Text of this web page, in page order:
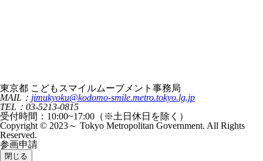
東京都 こどもスマイルムーブメント事務局
MAIL： jimukyoku@kodomo-smile.metro.tokyo.lg.jp
TEL：03-5213-0815
受付時間：10:00~17:00（※土日休日を除く）
Copyright © 2023～ Tokyo Metropolitan Government. All Rights
Reserved.
参画申請
閉じる